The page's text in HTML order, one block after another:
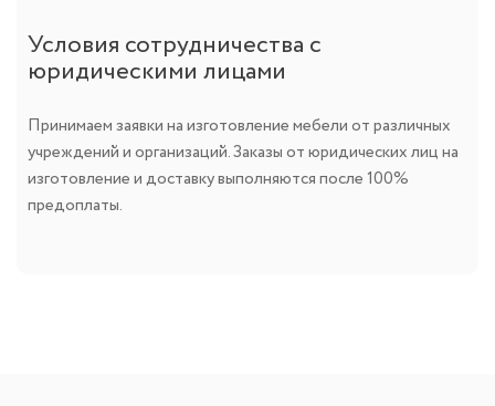
Условия сотрудничества с
юридическими лицами
Принимаем заявки на изготовление мебели от различных
учреждений и организаций. Заказы от юридических лиц на
изготовление и доставку выполняются после 100%
предоплаты.